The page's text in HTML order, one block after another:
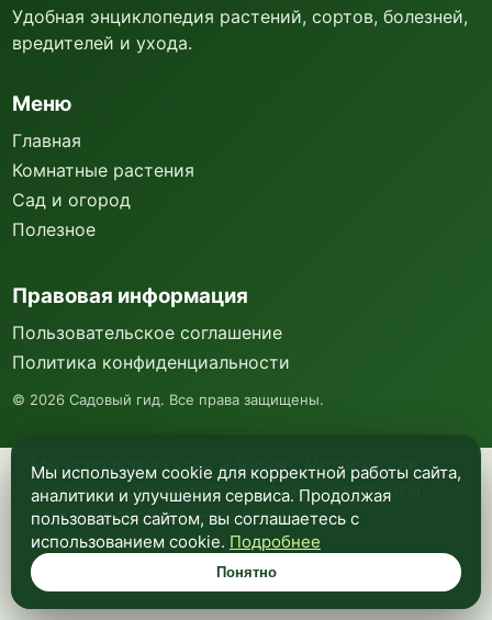
Мы используем куки и Яндекс Метрику для
анализа посещаемости и улучшения работы
сайта. Подробнее —в политике
конфиденциальности.
Понятно
Удобная энциклопедия растений, сортов, болезней,
вредителей и ухода.
Меню
Главная
Комнатные растения
Сад и огород
Полезное
Правовая информация
Пользовательское соглашение
Политика конфиденциальности
© 2026 Садовый гид. Все права защищены.
Мы используем cookie для корректной работы сайта,
аналитики и улучшения сервиса. Продолжая
пользоваться сайтом, вы соглашаетесь с
использованием cookie. Подробнее
Понятно